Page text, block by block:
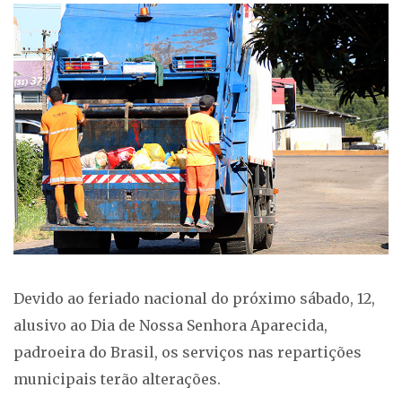
Devido ao feriado nacional do próximo sábado, 12,
alusivo ao Dia de Nossa Senhora Aparecida,
padroeira do Brasil, os serviços nas repartições
municipais terão alterações.